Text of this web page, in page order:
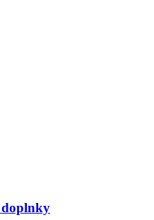
doplnky